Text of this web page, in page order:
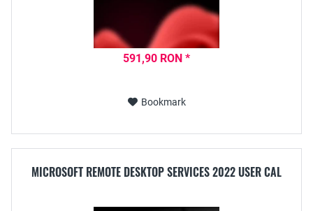
591,90 RON *
Bookmark
MICROSOFT REMOTE DESKTOP SERVICES 2022 USER CAL